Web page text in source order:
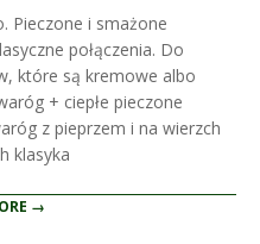
Pieczone i smażone
połączenia. Do
które są kremowe albo
+ ciepłe pieczone
z pieprzem i na wierzch
klasyka
→